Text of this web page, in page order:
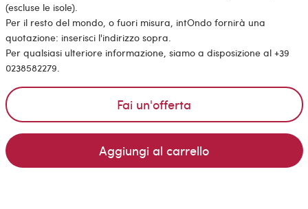
(escluse le isole).
Per il resto del mondo, o fuori misura, intOndo fornirà una
quotazione: inserisci l'indirizzo sopra.
Per qualsiasi ulteriore informazione, siamo a disposizione al +39
0238582279.
Fai un'offerta
Aggiungi al carrello